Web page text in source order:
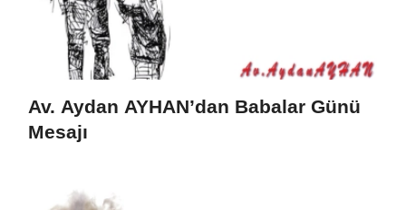
Av. Aydan AYHAN’dan Babalar Günü
Mesajı